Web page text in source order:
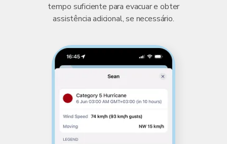
tempo suficiente para evacuar e obter
assistência adicional, se necessário.